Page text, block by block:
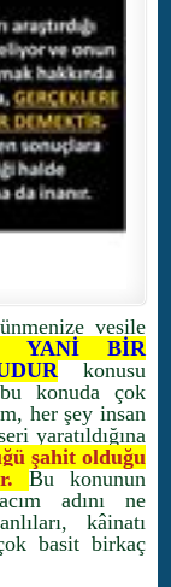
vesile
YANİ BİR
konusu
konuda çok
her şey insan
yaratıldığına
şahit olduğu
Bu konunun
adını ne
kâinatı
basit birkaç